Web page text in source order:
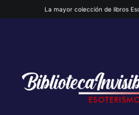
La mayor colección de libros